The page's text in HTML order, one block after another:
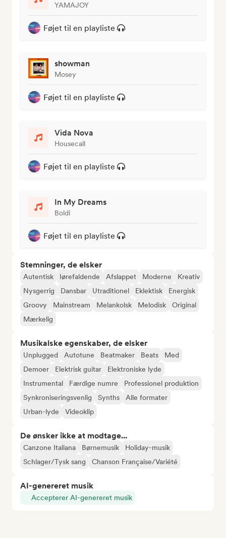
YAMAJOY
Føjet til en playliste
showman
Mosey
Føjet til en playliste
Vida Nova
Housecall
Føjet til en playliste
In My Dreams
Boldi
Føjet til en playliste
Stemninger, de elsker
Autentisk Iørefaldende Afslappet Moderne
Kreativ
Nysgerrig
Dansbar Utraditionel Eklektisk
Energisk
Groovy
Mainstream Melankolsk Melodisk
Original
Mærkelig
Musikalske egenskaber, de elsker
Unplugged Autotune Beatmaker Beats
Med
Demoer
Elektrisk guitar
Elektroniske lyde
Instrumental
Færdige numre
Professionel produktion
Synkroniseringsvenlig
Synths
Alle formater
Urban-lyde
Videoklip
De ønsker ikke at modtage...
Canzone Italiana Børnemusik
Holiday-musik
Schlager/Tysk sang
Chanson Française/Variété
AI-genereret musik
Accepterer AI-genereret musik